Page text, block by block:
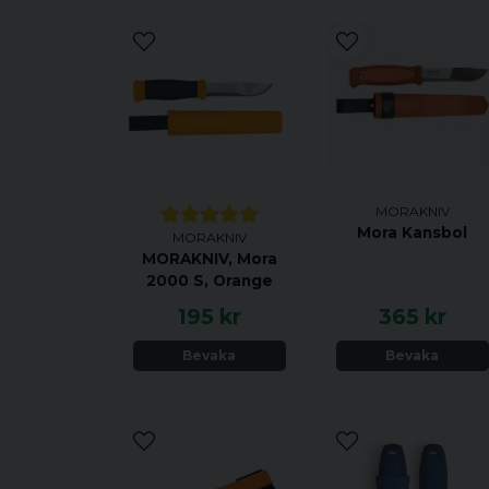
MORAKNIV
MORAKNIV, Mora
2000 S, Orange
195 kr
Bevaka
MORAKNIV
Mora Kansbol
365 kr
Bevaka